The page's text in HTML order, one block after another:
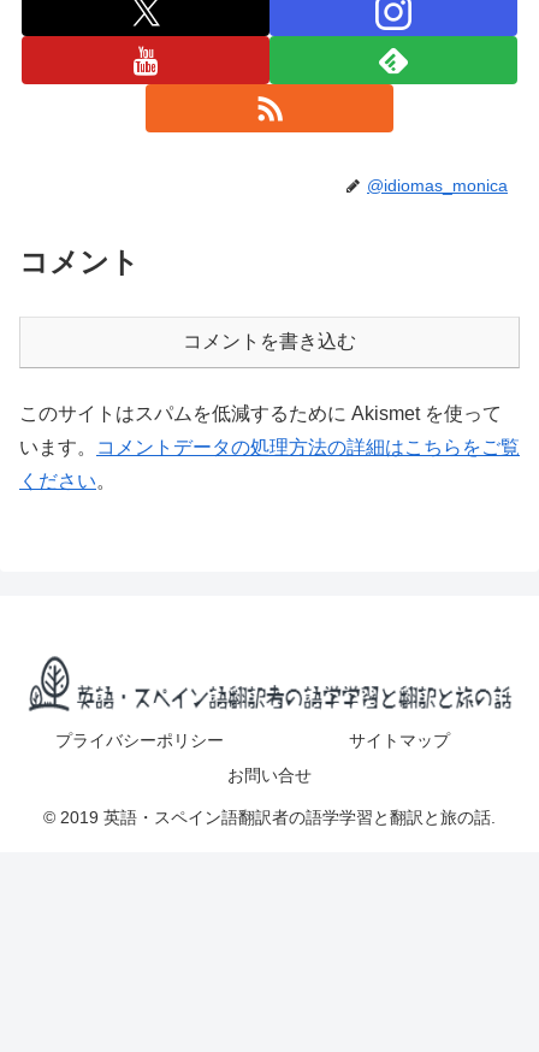
@idiomas_monica
コメント
コメントを書き込む
このサイトはスパムを低減するために Akismet を使って
います。
コメントデータの処理方法の詳細はこちらをご覧
ください。
プライバシーポリシー
サイトマップ
お問い合せ
© 2019 英語・スペイン語翻訳者の語学学習と翻訳と旅の話.